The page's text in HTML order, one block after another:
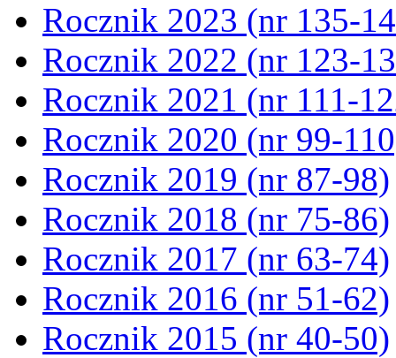
Rocznik 2023 (nr 135-
Rocznik 2022 (nr 123-
Rocznik 2021 (nr 111-
Rocznik 2020 (nr 99-
Rocznik 2019 (nr 87-98)
Rocznik 2018 (nr 75-86)
Rocznik 2017 (nr 63-74)
Rocznik 2016 (nr 51-62)
Rocznik 2015 (nr 40-50)